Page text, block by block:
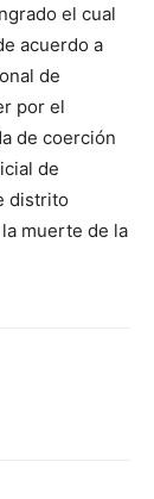
el cual
acuerdo a
de
por el
de coerción
de
distrito
muerte de la